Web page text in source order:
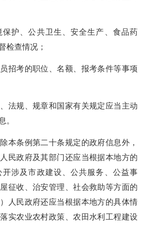
、公共卫生、安全生产、食品药
检查情况；
考的职位、名额、报考条件等事项
规、规章和国家有关规定应当主动
。
条例第二十条规定的政府信息外，
民政府及其部门还应当根据本地方的
涉及市政建设、公共服务、公益事
征收、治安管理、社会救助等方面的
人民政府还应当根据本地方的具体情
实农业农村政策、农田水利工程建设